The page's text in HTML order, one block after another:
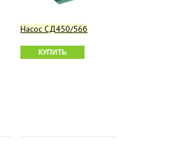
Насос СД450/56б
КУПИТЬ